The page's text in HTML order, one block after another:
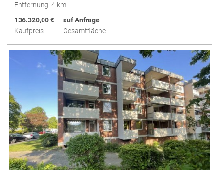
Entfernung: 4 km
136.320,00 €
Kaufpreis
auf Anfrage
Gesamtfläche